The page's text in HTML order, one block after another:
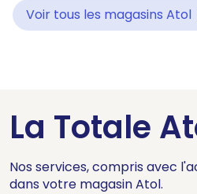
Voir tous les magasins Atol
La Totale
Nos services, compris avec
dans votre magasin Atol.